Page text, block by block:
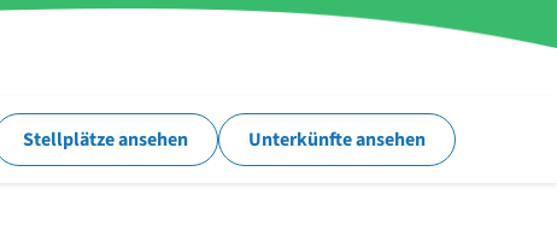
Stellplätze ansehen Unterkünfte ansehen